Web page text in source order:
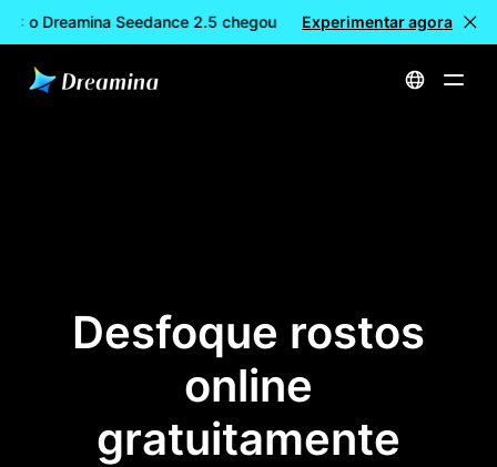
o Dreamina Seedance 2.5 chegou 🎉 Novo modelo
Experimentar agora
Início Borrar rosto online gratuitamente
Desfoque rostos
online
gratuitamente